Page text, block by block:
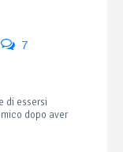
7
di essersi
dopo aver